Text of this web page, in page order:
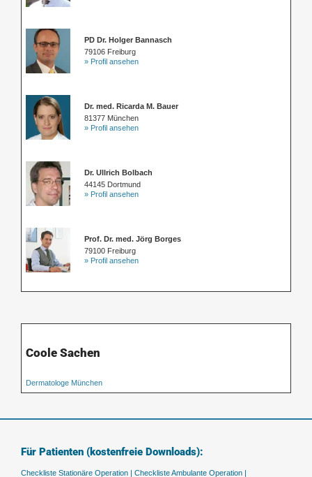
PD Dr. Holger Bannasch
79106 Freiburg
» Profil ansehen
Dr. med. Ricarda M. Bauer
81377 München
» Profil ansehen
Dr. Ullrich Bolbach
44145 Dortmund
» Profil ansehen
Prof. Dr. med. Jörg Borges
79100 Freiburg
» Profil ansehen
Coole Sachen
Dermatologe München
Für Patienten (kostenfreie Downloads):
Checkliste Stationäre Operation |
Checkliste Ambulante Operation |